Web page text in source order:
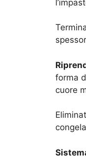
forma
cuore